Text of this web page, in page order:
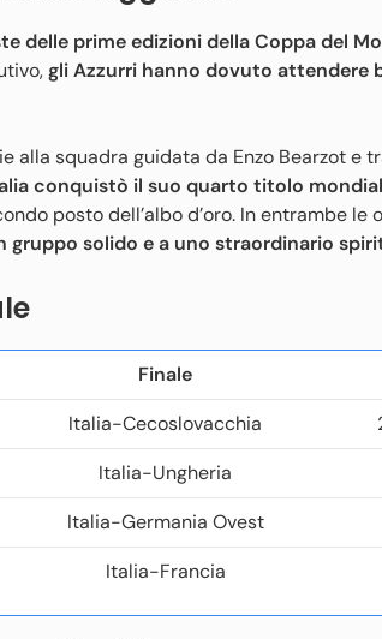
delle prime edizioni della Coppa del
gli Azzurri hanno dovuto attendere
alla squadra guidata da Enzo Bearzot e
conquistò il suo quarto titolo
posto dell’albo d’oro. In entrambe
gruppo solido e a uno straordinario
Finale
Italia-Cecoslovacchia
Italia-Ungheria
Italia-Germania Ovest
Italia-Francia